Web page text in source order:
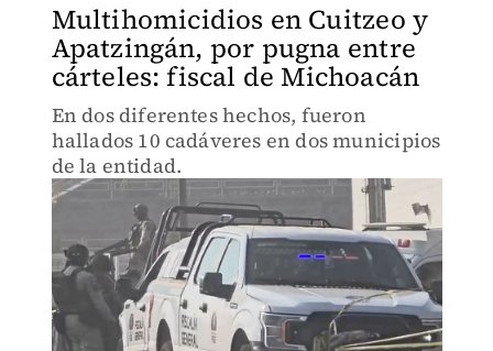
Multihomicidios en Cuitzeo y
Apatzingán, por pugna entre
cárteles: fiscal de Michoacán
En dos diferentes hechos, fueron
hallados 10 cadáveres en dos municipios
de la entidad.